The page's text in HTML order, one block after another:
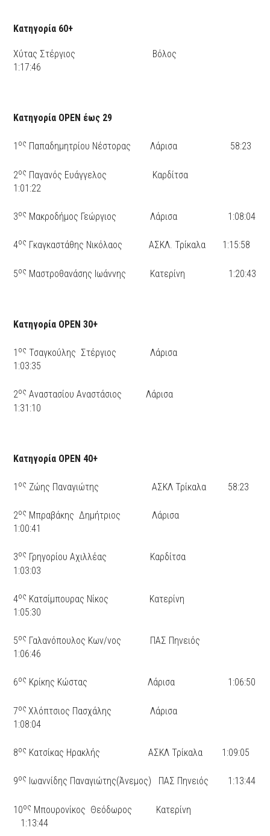
Κατηγορία 60+
Χύτας Στέργιος Βόλος
1:17:46
Κατηγορία ΟΡΕΝ έως 29
1 ος Παπαδημητρίου Νέστορας Λάρισα 58:23
2ος Παγανός Ευάγγελος Καρδίτσα
1:01:22
3ος Μακροδήμος Γεώργιος Λάρισα 1:08:04
4ος Γκαγκαστάθης Νικόλαος ΑΣΚΛ. Τρίκαλα 1:15:58
5ος Μαστροθανάσης Ιωάννης Κατερίνη 1:20:43
Κατηγορία ΟΡΕΝ 30+
1 ος Τσαγκούλης Στέργιος Λάρισα
1:03:35
2ος Αναστασίου Αναστάσιος Λάρισα
1:31:10
Κατηγορία ΟΡΕΝ 40+
1 ος Ζώης Παναγιώτης ΑΣΚΛ Τρίκαλα 58:23
2ος Μπραβάκης Δημήτριος Λάρισα
1:00:41
3ος Γρηγορίου Αχιλλέας Καρδίτσα
1:03:03
4ος Κατσίμπουρας Νίκος Κατερίνη
1:05:30
5ος Γαλανόπουλος Κων/νος ΠΑΣ Πηνειός
1:06:46
6ος Κρίκης Κώστας Λάρισα 1:06:50
7οςΧλόπτσιος Πασχάλης Λάρισα
1:08:04
8ος Κατσίκας Ηρακλής ΑΣΚΛ Τρίκαλα 1:09:05
9ος Ιωαννίδης Παναγιώτης(Άνεμος) ΠΑΣ Πηνειός 1:13:44
10ος Μπουρονίκος Θεόδωρος Κατερίνη
1:13:44